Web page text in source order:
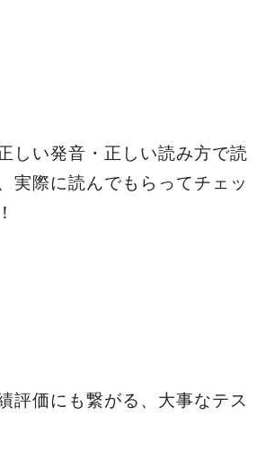
しい発音・正しい読み方で読
実際に読んでもらってチェッ
評価にも繋がる、大事なテス